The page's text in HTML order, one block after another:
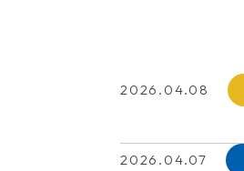
2026.04.08
2026.04.07